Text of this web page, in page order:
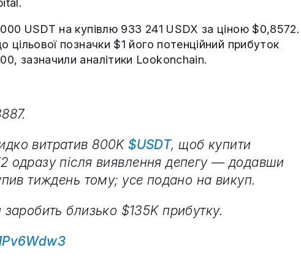
USDT на купівлю 933 241 USDX за ціною $0,8572.
цільової позначки $1 його потенційний прибуток
зазначили аналітики Lookonchain.
витратив 800K$USDT, щоб купити
одразу після виявлення депегу — додавши
тиждень тому; усе подано на викуп.
близько $135K прибутку.